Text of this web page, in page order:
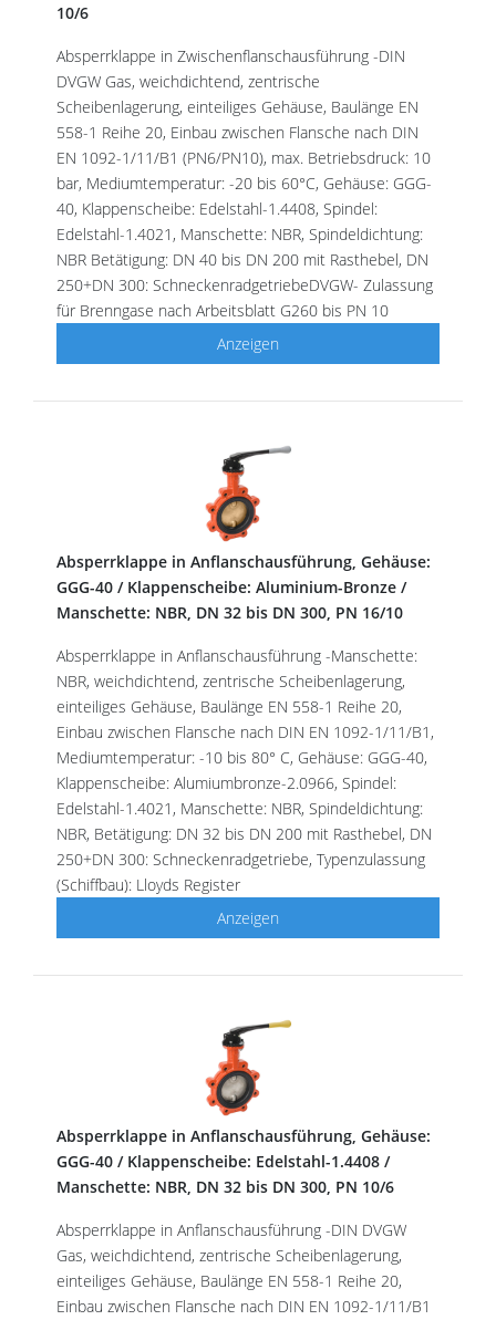
10/6
Absperrklappe in Zwischenflanschausführung -DIN
DVGW Gas, weichdichtend, zentrische
Scheibenlagerung, einteiliges Gehäuse, Baulänge EN
558-1 Reihe 20, Einbau zwischen Flansche nach DIN
EN 1092-1/11/B1 (PN6/PN10), max. Betriebsdruck: 10
bar, Mediumtemperatur: -20 bis 60°C, Gehäuse: GGG-
40, Klappenscheibe: Edelstahl-1.4408, Spindel:
Edelstahl-1.4021, Manschette: NBR, Spindeldichtung:
NBR Betätigung: DN 40 bis DN 200 mit Rasthebel, DN
250+DN 300: SchneckenradgetriebeDVGW- Zulassung
für Brenngase nach Arbeitsblatt G260 bis PN 10
Anzeigen
Absperrklappe in Anflanschausführung, Gehäuse:
GGG-40 / Klappenscheibe: Aluminium-Bronze /
Manschette: NBR, DN 32 bis DN 300, PN 16/10
Absperrklappe in Anflanschausführung -Manschette:
NBR, weichdichtend, zentrische Scheibenlagerung,
einteiliges Gehäuse, Baulänge EN 558-1 Reihe 20,
Einbau zwischen Flansche nach DIN EN 1092-1/11/B1,
Mediumtemperatur: -10 bis 80° C, Gehäuse: GGG-40,
Klappenscheibe: Alumiumbronze-2.0966, Spindel:
Edelstahl-1.4021, Manschette: NBR, Spindeldichtung:
NBR, Betätigung: DN 32 bis DN 200 mit Rasthebel, DN
250+DN 300: Schneckenradgetriebe, Typenzulassung
(Schiffbau): Lloyds Register
Anzeigen
Absperrklappe in Anflanschausführung, Gehäuse:
GGG-40 / Klappenscheibe: Edelstahl-1.4408 /
Manschette: NBR, DN 32 bis DN 300, PN 10/6
Absperrklappe in Anflanschausführung -DIN DVGW
Gas, weichdichtend, zentrische Scheibenlagerung,
einteiliges Gehäuse, Baulänge EN 558-1 Reihe 20,
Einbau zwischen Flansche nach DIN EN 1092-1/11/B1